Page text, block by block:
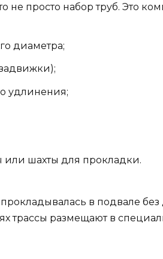
не просто набор труб. Это
диаметра;
удлинения;
или шахты для прокладки.
прокладывалась в подвале
трассы размещают в